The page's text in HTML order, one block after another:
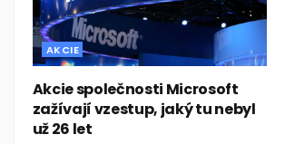
AKCIE
Akcie společnosti Microsoft
zažívají vzestup, jaký tu nebyl
už 26 let